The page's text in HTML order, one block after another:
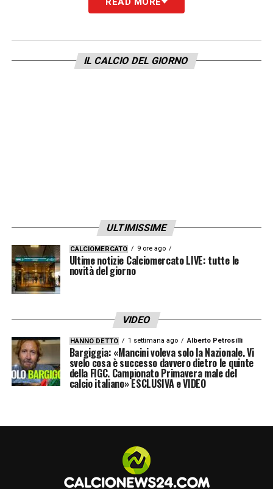
IL PRIMO POSTO DELL’INTER NEL 2025
scontato. Per arrivare ad esser competitivi
bisogna osare. Per ora il campo dice questo
lottare e lavorare ancora di più
LE PAROLE DI CONTE?– «A me quello che
dice Conte non mi interessa
mi mancano ancora 4 giorni. Poi magari alla
prima partita del 2026 vi risponderò.
Adesso faccio fatica a pensarci, mi gira la
testa. Ci vediamo in Inter Bologna? Spero di
LA PLAYLIST DELLE NOSTRE TOP NEWS
IL CALCIO DEL GIORNO
ULTIMISSIME
CALCIOMERCATO 9 ore ago
Ultime notizie Calciomercato LIVE: tutte le
novità del giorno
VIDEO
HANNO DETTO 1 settimana ago Alberto Petrosilli
Bargiggia: «Mancini voleva solo la Nazionale. Vi
svelo cosa è successo davvero dietro le quinte
della FIGC. Campionato Primavera male del
calcio italiano» ESCLUSIVA e VIDEO